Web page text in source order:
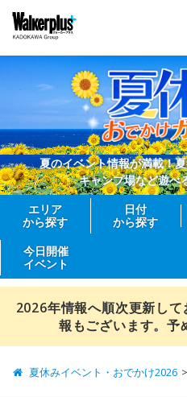
夏のイベント情報が満載！
キャンプ場など遊べ
エリア
から探す
日付
から探す
今日開催
イベント
2026年情報へ順次更新し
報もございます。予
夏休みイベント・おでかけ2026